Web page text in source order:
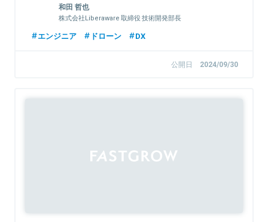
和田 哲也
株式会社Liberaware 取締役 技術開発部長
エンジニア ドローン DX
公開日 2024/09/30